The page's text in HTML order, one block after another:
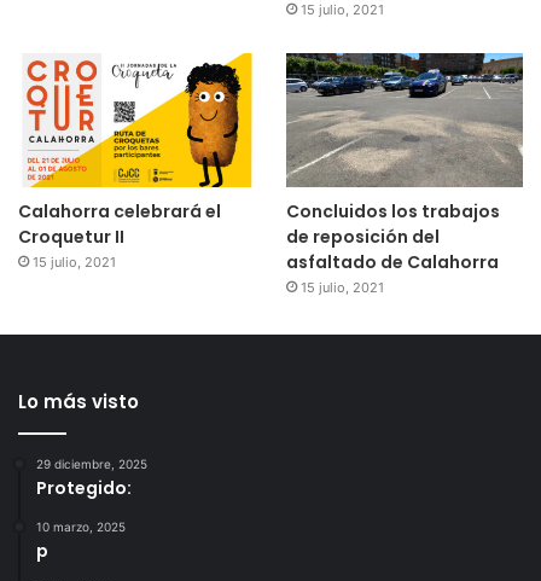
15 julio, 2021
Calahorra celebrará el
Croquetur II
15 julio, 2021
Concluidos los trabajos
de reposición del
asfaltado de Calahorra
15 julio, 2021
Lo más visto
29 diciembre, 2025
Protegido:
10 marzo, 2025
p